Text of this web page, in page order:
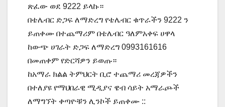
ጽፈው ወደ 9222 ይላኩ።
በቴሌብር ድጋፍ ለማድረግ የቴሌብር ቁጥራችን 9222 ን
ይጠቀሙ በተጨማሪም በቴሌብር ዓለምአቀፍ ሀዋላ
ከውጭ ሀገራት ድጋፍ ለማድረግ 0993161616
በመጠቀም የድርሻዎን ይወጡ።
ከአማራ ክልል ትምህርት ቢሮ ተጨማሪ መረጃዎችን
በተለያዩ የማህበራዊ ሚዲያና ዌብ ሳይት አማራጮች
ለማግኘት ቀጣዮቹን ሊንኮች ይጠቀሙ ::